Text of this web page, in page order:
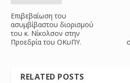
Επιβεβαίωση του
ασυμβίβαστου διορισμού
του κ. Νίκολσον στην
Προεδρία του ΟΚυΠΥ.
RELATED POSTS